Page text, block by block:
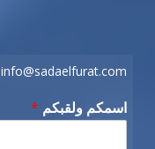
info@sadaelfurat.com
اسمكم ولقبكم *